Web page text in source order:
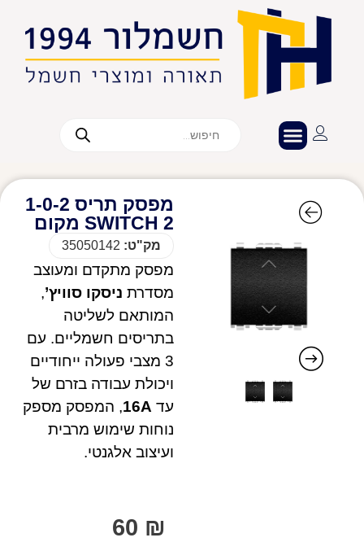
מפסק תריס 1-0-2
2 SWITCH מקום
מק"ט: 35050142
מפסק מתקדם ומעוצב
מסדרת ניסקו סוויץ’,
המותאם לשליטה
בתריסים חשמליים. עם
3 מצבי פעולה ייחודיים
ויכולת עבודה בזרם של
עד 16A, המפסק מספק
נוחות שימוש מרבית
ועיצוב אלגנטי.
60 ₪